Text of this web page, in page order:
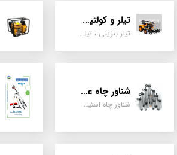
تیلر و کولتیواتور
تیلر بنزینی ، تیلر دیزل، تیلر چهار چرخ، تیلر مزرعه و کشاورزی
شناور چاه عمیق
شناور چاه استیل ، تک فاز و سه فاز، یک اینچ به بالا